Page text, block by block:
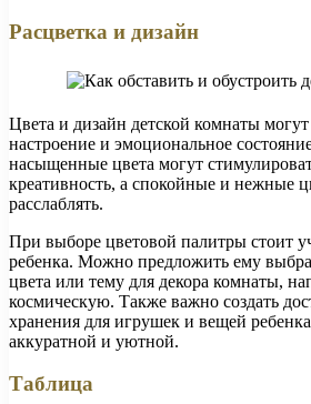
Расцветка и дизайн
Цвета и дизайн детской комнаты
настроение и эмоциональное
насыщенные цвета могут
креативность, а спокойные и нежные
расслаблять.
При выборе цветовой палитры стоит
ребенка. Можно предложить ему
цвета или тему для декора комнаты,
космическую. Также важно создать
хранения для игрушек и вещей
аккуратной и уютной.
Таблица